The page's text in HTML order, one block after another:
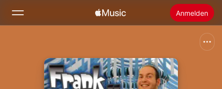
Anmelden
Startseite